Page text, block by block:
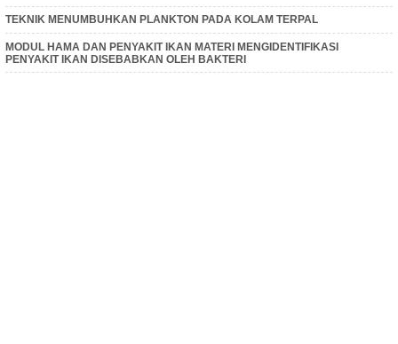
TEKNIK MENUMBUHKAN PLANKTON PADA KOLAM TERPAL
MODUL HAMA DAN PENYAKIT IKAN MATERI MENGIDENTIFIKASI
PENYAKIT IKAN DISEBABKAN OLEH BAKTERI